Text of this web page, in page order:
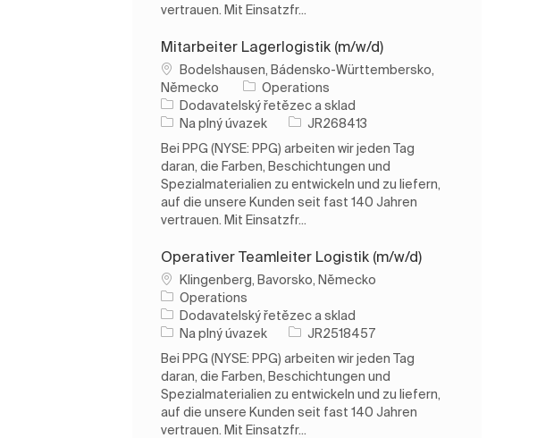
vertrauen. Mit Einsatzfr...
Mitarbeiter Lagerlogistik (m/w/d)
Umístění
Bodelshausen, Bádensko-Württembersko,
Německo
Operations
Kategorie
Dodavatelský řetězec a sklad
Typ úlohy
Na plný úvazek ID úlohy
JR268413
Bei PPG (NYSE: PPG) arbeiten wir jeden Tag
daran, die Farben, Beschichtungen und
Spezialmaterialien zu entwickeln und zu liefern,
auf die unsere Kunden seit fast 140 Jahren
vertrauen. Mit Einsatzfr...
Operativer Teamleiter Logistik (m/w/d)
Umístění
Klingenberg, Bavorsko, Německo
Operations
Kategorie
Dodavatelský řetězec a sklad
Typ úlohy
Na plný úvazek ID úlohy
JR2518457
Bei PPG (NYSE: PPG) arbeiten wir jeden Tag
daran, die Farben, Beschichtungen und
Spezialmaterialien zu entwickeln und zu liefern,
auf die unsere Kunden seit fast 140 Jahren
vertrauen. Mit Einsatzfr...